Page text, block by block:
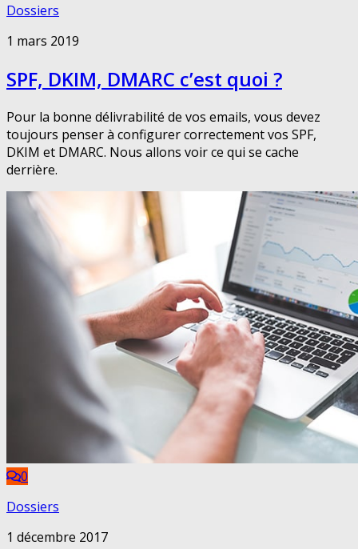
Dossiers
1 mars 2019
SPF, DKIM, DMARC c’est quoi ?
Pour la bonne délivrabilité de vos emails, vous devez
toujours penser à configurer correctement vos SPF,
DKIM et DMARC. Nous allons voir ce qui se cache
derrière.
0
Dossiers
1 décembre 2017